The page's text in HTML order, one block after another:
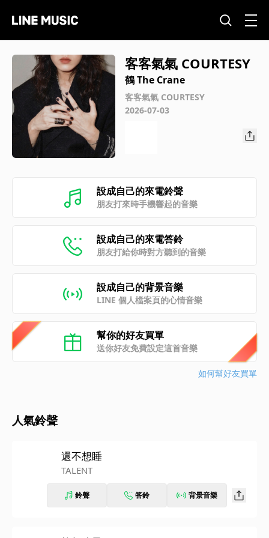
客客氣氣 COURTESY
鶴 The Crane
客客氣氣 COURTESY
2026-07-03
設成自己的來電鈴聲
朋友打來時手機響起的音樂
設成自己的來電答鈴
朋友打給你時對方聽到的音樂
設成自己的背景音樂
LINE 個人檔案頁的心情音樂
幫你的好友買單
送你好友免費設定這首音樂
如何幫好友買單
人氣鈴聲
還不想睡
TALENT
鈴聲 答鈴 背景音樂